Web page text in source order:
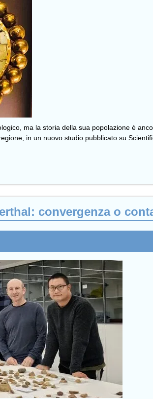
ma la storia della sua popolazione è
in un nuovo studio pubblicato su
convergenza o